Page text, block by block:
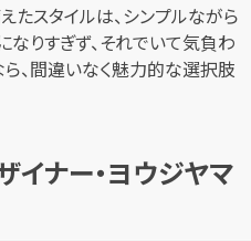
たスタイルは、シンプルながら
なりすぎず、それでいて気負わ
、間違いなく魅力的な選択肢
イナー・ヨウジヤマ